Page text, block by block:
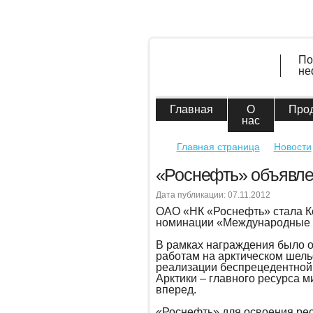
Главная
О
нас
Главная страница Новости
«Роснефть»
Дата публикации: 07.11.2012
ОАО «НК «Роснефть» стала
номинации «Международные
В рамках награждения было
работам на арктическом
реализации
Арктики – главного ресурса
вперед.